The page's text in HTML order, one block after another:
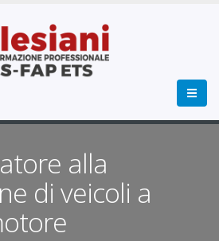
alla
di veicoli a